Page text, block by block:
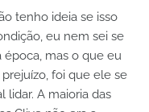
tenho ideia se isso
eu nem sei se
mas o que eu
foi que ele se
lidar. A maioria das